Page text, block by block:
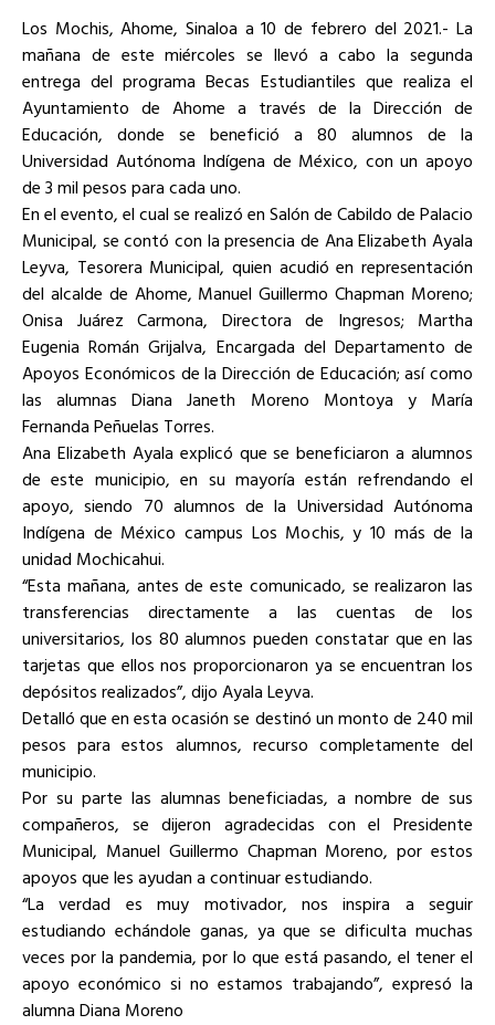
Los Mochis, Ahome, Sinaloa a 10 de febrero del 2021.- La
mañana de este miércoles se llevó a cabo la segunda
entrega del programa Becas Estudiantiles que realiza el
Ayuntamiento de Ahome a través de la Dirección de
Educación, donde se benefició a 80 alumnos de la
Universidad Autónoma Indígena de México, con un apoyo
de 3 mil pesos para cada uno.
En el evento, el cual se realizó en Salón de Cabildo de Palacio
Municipal, se contó con la presencia de Ana Elizabeth Ayala
Leyva, Tesorera Municipal, quien acudió en representación
del alcalde de Ahome, Manuel Guillermo Chapman Moreno;
Onisa Juárez Carmona, Directora de Ingresos; Martha
Eugenia Román Grijalva, Encargada del Departamento de
Apoyos Económicos de la Dirección de Educación; así como
las alumnas Diana Janeth Moreno Montoya y María
Fernanda Peñuelas Torres.
Ana Elizabeth Ayala explicó que se beneficiaron a alumnos
de este municipio, en su mayoría están refrendando el
apoyo, siendo 70 alumnos de la Universidad Autónoma
Indígena de México campus Los Mochis, y 10 más de la
unidad Mochicahui.
“Esta mañana, antes de este comunicado, se realizaron las
transferencias directamente a las cuentas de los
universitarios, los 80 alumnos pueden constatar que en las
tarjetas que ellos nos proporcionaron ya se encuentran los
depósitos realizados”, dijo Ayala Leyva.
Detalló que en esta ocasión se destinó un monto de 240 mil
pesos para estos alumnos, recurso completamente del
municipio.
Por su parte las alumnas beneficiadas, a nombre de sus
compañeros, se dijeron agradecidas con el Presidente
Municipal, Manuel Guillermo Chapman Moreno, por estos
apoyos que les ayudan a continuar estudiando.
“La verdad es muy motivador, nos inspira a seguir
estudiando echándole ganas, ya que se dificulta muchas
veces por la pandemia, por lo que está pasando, el tener el
apoyo económico si no estamos trabajando”, expresó la
alumna Diana Moreno